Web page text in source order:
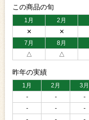
この商品の旬
1月 2月
✕
✕
7月
8月
△
△
昨年の実績
1月 2月 3月
-
- -
-
- -